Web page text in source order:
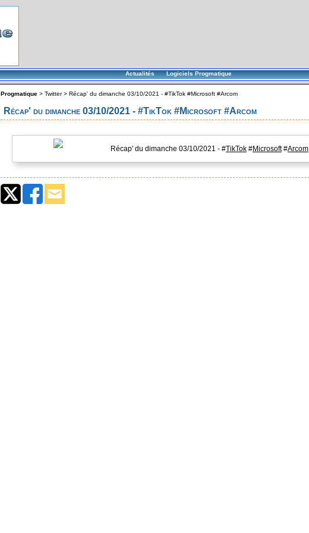
Actualités Logiciels Progmatique
Progmatique > Twitter> Récap' du dimanche 03/10/2021 - #TikTok #Microsoft #Arcom
Récap' du dimanche 03/10/2021 - #TikTok #Microsoft #Arcom
Récap' du dimanche 03/10/2021 - #TikTok#Microsoft#Arcom